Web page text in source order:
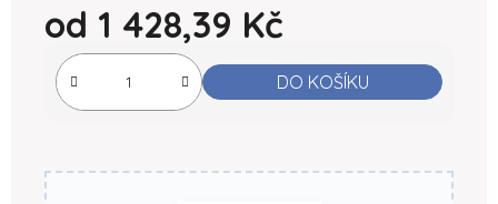
od 1 428,39 Kč
Měrná cena:
DO KOŠÍKU